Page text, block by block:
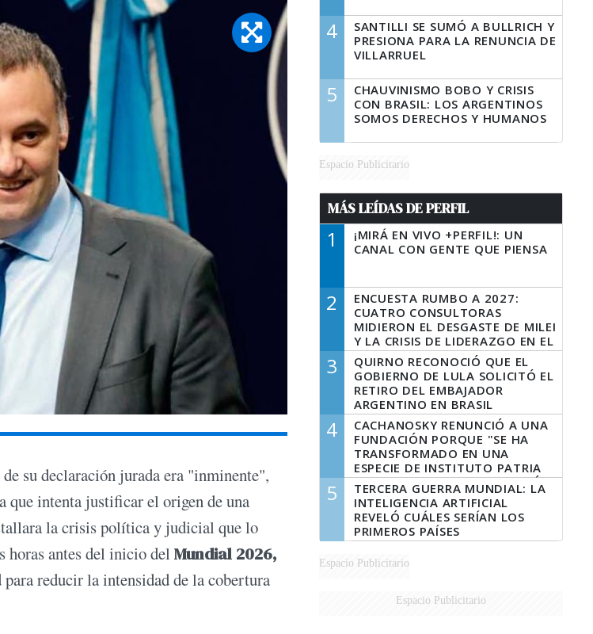
su declaración jurada era "inminente",
intenta justificar el origen de una
la crisis política y judicial que lo
horas antes del inicio del Mundial 2026,
para reducir la intensidad de la cobertura
4
SANTILLI SE SUMÓ A BULLRICH Y
PRESIONA PARA LA RENUNCIA DE
VILLARRUEL
5
CHAUVINISMO BOBO Y CRISIS
CON BRASIL: LOS ARGENTINOS
SOMOS DERECHOS Y HUMANOS
Espacio Publicitario
MÁS LEÍDAS DE PERFIL
1
¡MIRÁ EN VIVO +PERFIL!: UN
CANAL CON GENTE QUE PIENSA
2
ENCUESTA RUMBO A 2027:
CUATRO CONSULTORAS
MIDIERON EL DESGASTE DE MILEI
Y LA CRISIS DE LIDERAZGO EN EL
PERONISMO
3
QUIRNO RECONOCIÓ QUE EL
GOBIERNO DE LULA SOLICITÓ EL
RETIRO DEL EMBAJADOR
ARGENTINO EN BRASIL
4
CACHANOSKY RENUNCIÓ A UNA
FUNDACIÓN PORQUE "SE HA
TRANSFORMADO EN UNA
ESPECIE DE INSTITUTO PATRIA
INCONDICIONAL DE LA GESTIÓN
DE MILEI"
5
TERCERA GUERRA MUNDIAL: LA
INTELIGENCIA ARTIFICIAL
REVELÓ CUÁLES SERÍAN LOS
PRIMEROS PAÍSES
LATINOAMERICANOS EN SER
DERROTADOS
Espacio Publicitario
Espacio Publicitario